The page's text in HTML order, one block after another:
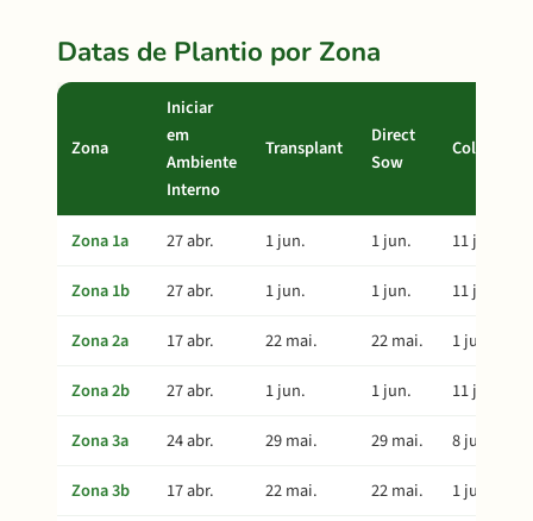
Datas de Plantio por Zona
Zona
Iniciar
em
Ambiente
Interno
Transplant
Direct
Sow
Colheita
Zona 1a 27 abr. 1 jun. 1 jun.
11 jul.
Zona 1b
27 abr. 1 jun. 1 jun.
11 jul.
Zona 2a
17 abr. 22 mai. 22 mai.
1 jul.
Zona 2b
27 abr. 1 jun. 1 jun.
11 jul.
Zona 3a
24 abr. 29 mai. 29 mai.
8 jul.
Zona 3b
17 abr. 22 mai. 22 mai.
1 jul.